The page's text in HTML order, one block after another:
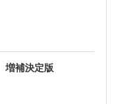
増補決定版